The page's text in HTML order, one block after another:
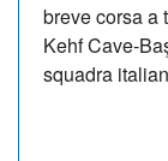
breve corsa a
Kehf Cave-
squadra